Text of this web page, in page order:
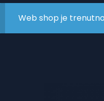
Web shop je